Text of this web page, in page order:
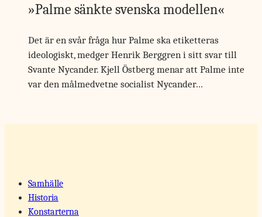
»Palme sänkte svenska modellen«
Det är en svår fråga hur Palme ska etiketteras
ideologiskt, medger Henrik Berggren i sitt svar till
Svante Nycander. Kjell Östberg menar att Palme inte
var den målmedvetne socialist Nycander…
Samhälle
Historia
Konstarterna